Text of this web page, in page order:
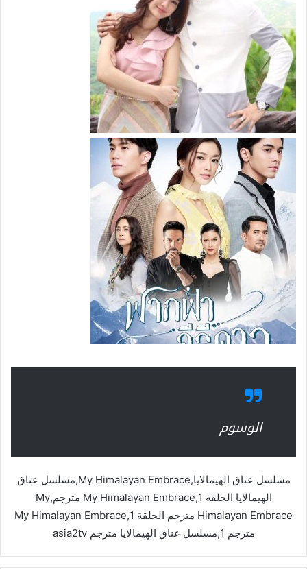
الوسوم
مسلسل عناق الهيمالايا,My Himalayan Embrace,مسلسل عناق
الهيمالايا الحلقة 1,My Himalayan Embrace مترجم,My
Himalayan Embrace مترجم الحلقة 1,My Himalayan Embrace
مترجم 1,مسلسل عناق الهيمالايا مترجم asia2tv